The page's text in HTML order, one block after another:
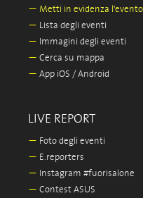
— Metti in evidenza l'evento
— Lista degli eventi
— Immagini degli eventi
— Cerca su mappa
— App iOS / Android
LIVE REPORT
— Foto degli eventi
— E.reporters
— Instagram #fuorisalone
— Contest ASUS